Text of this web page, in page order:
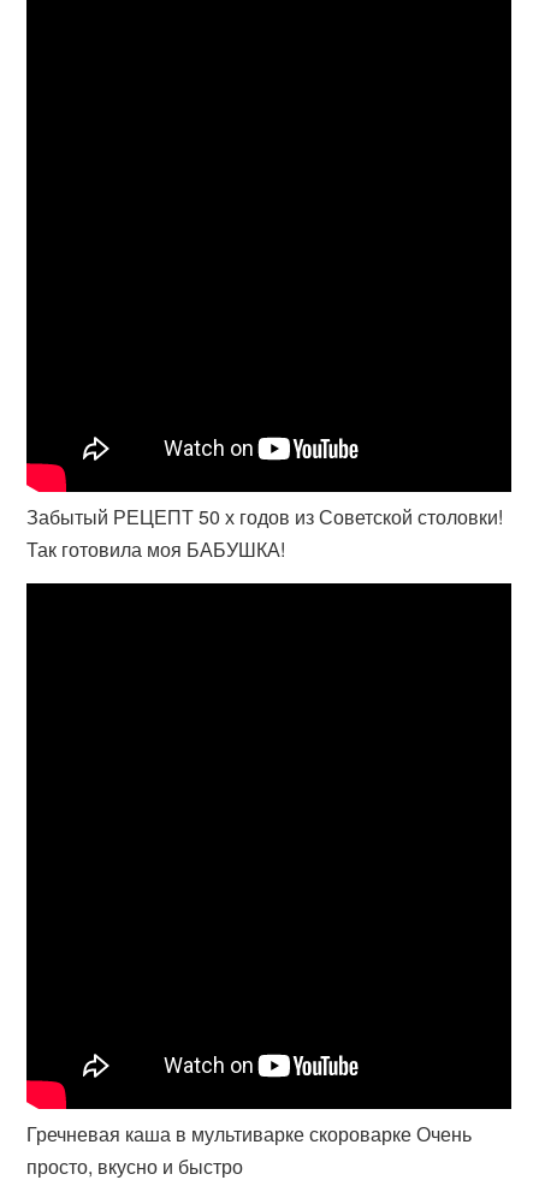
Забытый РЕЦЕПТ 50 х годов из Советской столовки!
Так готовила моя БАБУШКА!
Гречневая каша в мультиварке скороварке Очень
просто, вкусно и быстро